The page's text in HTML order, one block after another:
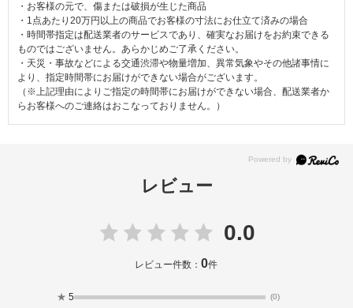
・お客様の元で、傷または破損が生じた商品
・1点あたり20万円以上の商品でお客様の寸法にお仕立て済みの場合
・時間帯指定は配送業者のサービスであり、確実なお届けをお約束できる
ものではございません。あらかじめご了承ください。
・天災・事故などによる交通渋滞や物量増加、異常気象やその他諸事情に
より、指定時間帯にお届けができない場合がございます。
（※上記理由によりご指定の時間帯にお届けができない場合、配送業者か
らお客様へのご連絡はおこなっておりません。）
レビュー
0.0
レビュー件数：0件
★ 5 (0)